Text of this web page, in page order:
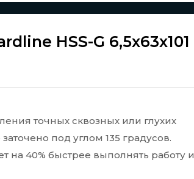
HSS-G 6,5х63х101
точных сквозных или глухих
под углом 135 градусов.
на 40% быстрее выполнять работу и